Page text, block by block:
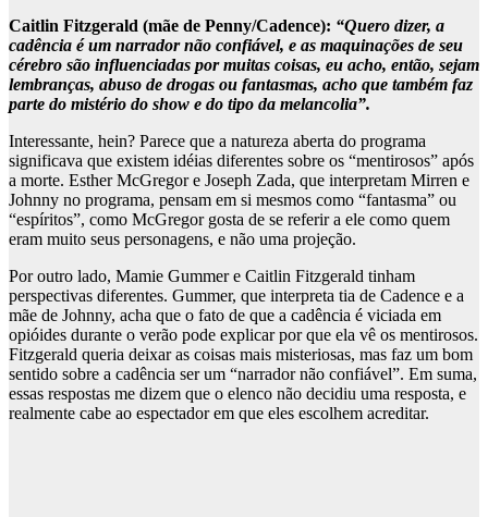
Caitlin Fitzgerald (mãe de Penny/Cadence): “Quero dizer, a
cadência é um narrador não confiável, e as maquinações de seu
cérebro são influenciadas por muitas coisas, eu acho, então, sejam
lembranças, abuso de drogas ou fantasmas, acho que também faz
parte do mistério do show e do tipo da melancolia”.
Interessante, hein? Parece que a natureza aberta do programa
significava que existem idéias diferentes sobre os “mentirosos” após
a morte. Esther McGregor e Joseph Zada, que interpretam Mirren e
Johnny no programa, pensam em si mesmos como “fantasma” ou
“espíritos”, como McGregor gosta de se referir a ele como quem
eram muito seus personagens, e não uma projeção.
Por outro lado, Mamie Gummer e Caitlin Fitzgerald tinham
perspectivas diferentes. Gummer, que interpreta tia de Cadence e a
mãe de Johnny, acha que o fato de que a cadência é viciada em
opióides durante o verão pode explicar por que ela vê os mentirosos.
Fitzgerald queria deixar as coisas mais misteriosas, mas faz um bom
sentido sobre a cadência ser um “narrador não confiável”. Em suma,
essas respostas me dizem que o elenco não decidiu uma resposta, e
realmente cabe ao espectador em que eles escolhem acreditar.